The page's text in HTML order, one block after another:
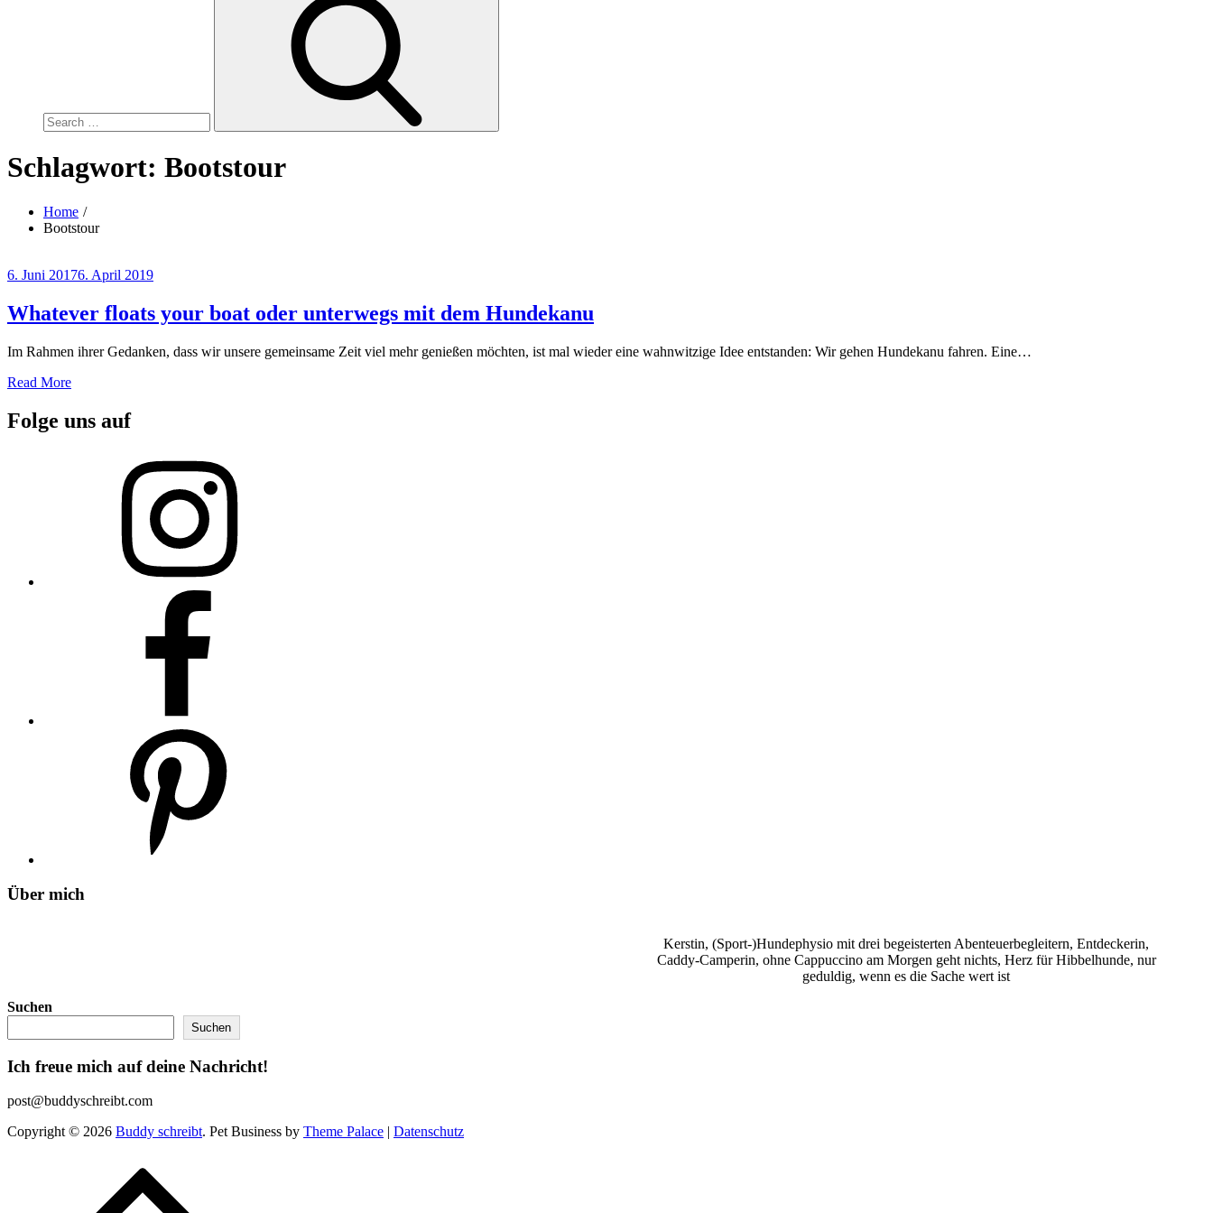
Schlagwort: Bootstour
Home
Bootstour
Posted
6. Juni 20176. April 2019
Whatever floats your boat oder unterwegs mit dem Hundekanu
Im Rahmen ihrer Gedanken, dass wir unsere gemeinsame Zeit viel mehr genießen möchten, ist mal wieder eine wahnwitzige Idee entstanden: Wir gehen Hundekanu fahren. Eine…
Read More
Folge uns auf
Über mich
Kerstin, (Sport-)Hundephysio mit drei begeisterten Abenteuerbegleitern, Entdeckerin,
Caddy-Camperin, ohne Cappuccino am Morgen geht nichts, Herz für Hibbelhunde, nur
geduldig, wenn es die Sache wert ist
Suchen
Suchen
Ich freue mich auf deine Nachricht!
post@buddyschreibt.com
Copyright © 2026 Buddy schreibt. Pet Business by Theme Palace | Datenschutz